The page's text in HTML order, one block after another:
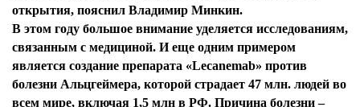
открытия, пояснил Владимир Минкин.
В этом году большое внимание уделяется исследованиям,
связанным с медициной. И еще одним примером
является создание препарата «Lecanemab» против
болезни Альцгеймера, которой страдает 47 млн. людей во
всем мире, включая 1,5 млн в РФ. Причина болезни –